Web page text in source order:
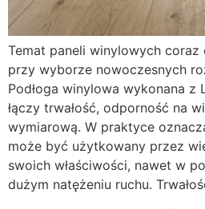
Temat paneli winylowych coraz
przy wyborze nowoczesnych
Podłoga winylowa wykonana z
łączy trwałość, odporność na
wymiarową. W praktyce
może być użytkowany przez
swoich właściwości, nawet w
dużym natężeniu ruchu.